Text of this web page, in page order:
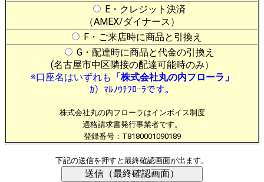
E・クレジット決済
（AMEX/ダイナース）
F・ご来店時に商品と引換え
G・配達時に商品と代金の引換え
(名古屋市中区隣接の配達可能時のみ）
※口座名はいずれも 「株式会社丸の内フローラ」
ｶ）ﾏﾙﾉｳﾁﾌﾛｰﾗです。
株式会社丸の内フローラはインボイス制度
適格請求書発行事業者です。
登録番号：T8180001090189
下記の送信を押すと最終確認画面が出ます。